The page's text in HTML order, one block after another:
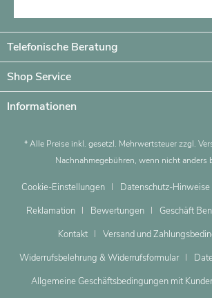
Telefonische Beratung
Shop Service
Informationen
* Alle Preise inkl. gesetzl. Mehrwertsteuer zzgl.
Nachnahmegebühren, wenn nicht anders
Cookie-Einstellungen
Datenschutz-
Reklamation
Bewertungen
Geschäft
Kontakt
Versand und
Widerrufsbelehrung & Widerrufsformular
Allgemeine Geschäftsbedingungen mit